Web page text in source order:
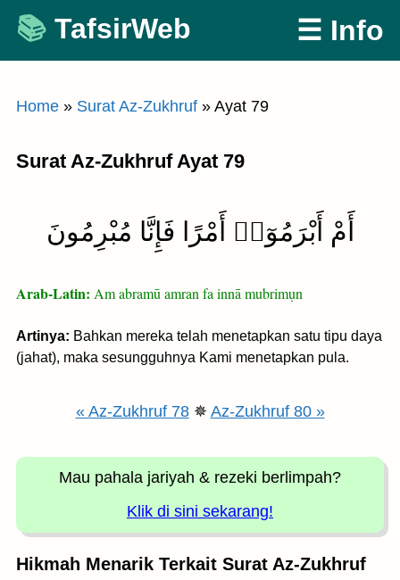
Skip
content
TafsirWeb ☰ Info
Home » Surat Az-Zukhruf » Ayat 79
Surat Az-Zukhruf Ayat 79
أَمْ أَبْرَمُوٓا۟ أَمْرًا فَإِنَّا مُبْرِمُونَ
Arab-Latin: Am abramū amran fa innā mubrimụn
Artinya: Bahkan mereka telah menetapkan satu tipu daya
(jahat), maka sesungguhnya Kami menetapkan pula.
« Az-Zukhruf 78✵ Az-Zukhruf 80 »
Mau pahala jariyah & rezeki berlimpah?
Klik di sini sekarang!
Hikmah Menarik Terkait Surat Az-Zukhruf